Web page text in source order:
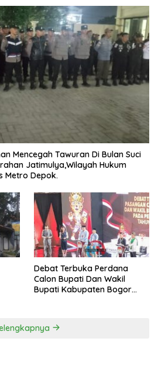
Mencegah Tawuran Di Bulan Suci
Jatimulya,Wilayah Hukum
Metro Depok.
Debat Terbuka Perdana
Calon Bupati Dan Wakil
Bupati Kabupaten Bogor